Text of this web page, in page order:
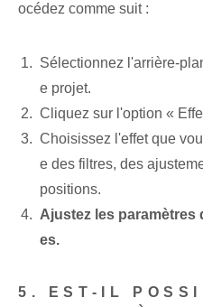
océdez comme suit :
Sélectionnez l'arrière-
e projet.
Cliquez sur l'option «
Choisissez l'effet que
e des filtres, des
positions.
Ajustez les paramètres
es.
5. EST-IL